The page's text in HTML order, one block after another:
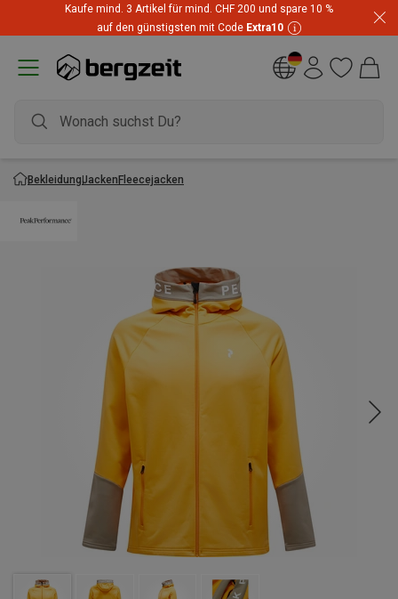
Kaufe mind. 3 Artikel für mind. CHF 200 und spare 10 %
auf den günstigsten mit Code Extra10
BekleidungJackenFleecejacken